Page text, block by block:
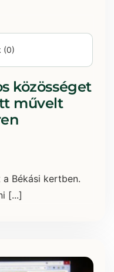
(0)
közösséget
művelt
Békási kertben.
[...]